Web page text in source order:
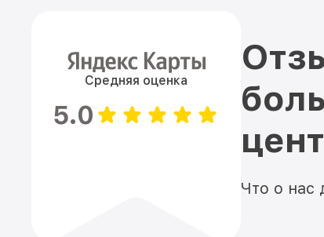
Средняя оценка
5.0
Что о нас